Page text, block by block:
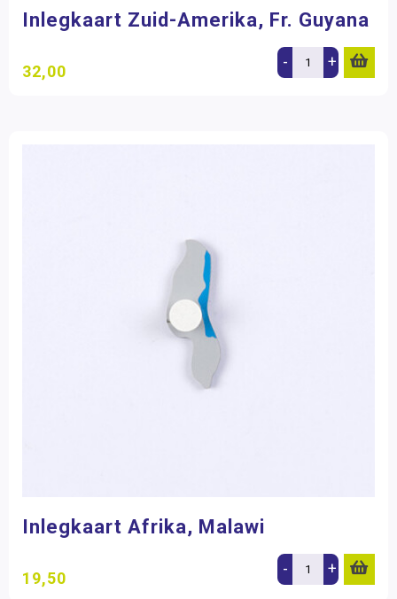
Inlegkaart Zuid-Amerika, Fr. Guyana
32,00 - +
Inlegkaart Afrika, Malawi
19,50 - +